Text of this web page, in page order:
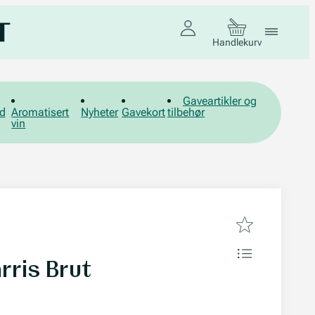
Handlekurv
Aromatisert
vin
Nyheter Gavekort
Gaveartikler og
tilbehør
Brut